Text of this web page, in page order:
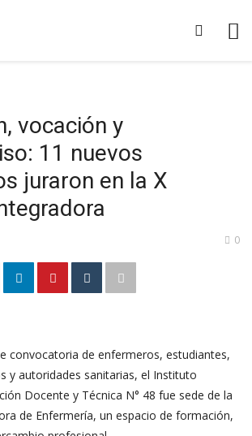
vocación y
11 nuevos
juraron en la X
0
convocatoria de enfermeros, estudiantes,
y autoridades sanitarias, el Instituto
Docente y Técnica N° 48 fue sede de la
de Enfermería, un espacio de formación,